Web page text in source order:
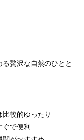
贅沢な自然のひとと
較的ゆったり
ぐで便利